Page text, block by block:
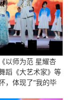
以师为范 星耀杏
蹈《大艺术家》等
，体现了“我的毕